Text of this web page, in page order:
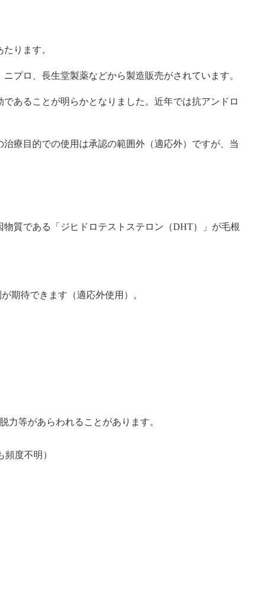
ります。
プロ、長生堂製薬などから製造販売がされています。
あることが明らかとなりました。近年では抗アンドロ
療目的での使用は承認の範囲外（適応外）ですが、当
質である「ジヒドロテストステロン（DHT）」が毛根
期待できます（適応外使用）。
等があらわれることがあります。
度不明）